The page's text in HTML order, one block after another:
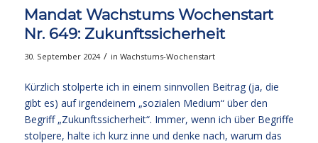
Mandat Wachstums Wochenstart
Nr. 649: Zukunftssicherheit
30. September 2024 / in Wachstums-Wochenstart
Kürzlich stolperte ich in einem sinnvollen Beitrag (ja, die
gibt es) auf irgendeinem „sozialen Medium“ über den
Begriff „Zukunftssicherheit“. Immer, wenn ich über Begriffe
stolpere, halte ich kurz inne und denke nach, warum das